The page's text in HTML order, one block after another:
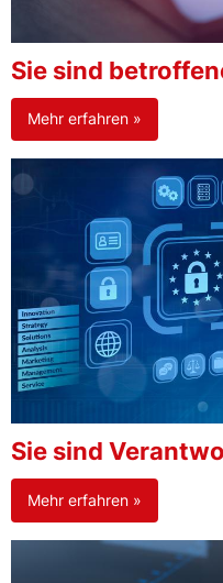
Sie sind
Mehr erfahren »
Sie sind
Mehr erfahren »